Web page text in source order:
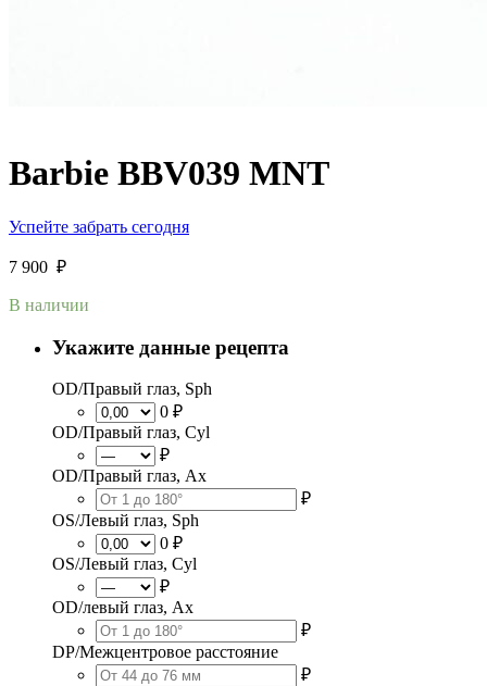
Barbie BBV039 MNT
Успейте забрать сегодня
7 900 ₽
В наличии
Укажите данные рецепта
OD/Правый глаз, Sph
0 ₽
OD/Правый глаз, Cyl
₽
OD/Правый глаз, Ax
₽
OS/Левый глаз, Sph
0 ₽
OS/Левый глаз, Cyl
₽
OD/левый глаз, Ax
₽
DP/Межцентровое расстояние
₽